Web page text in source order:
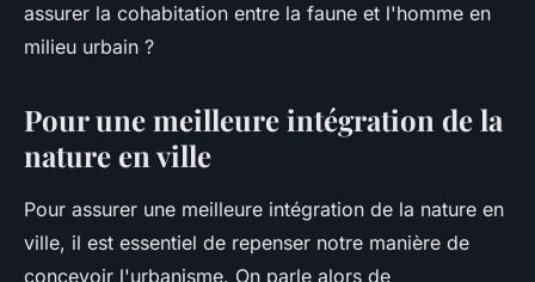
assurer la cohabitation entre la faune et l'homme en
milieu urbain ?
Pour une meilleure intégration de la
nature en ville
Pour assurer une meilleure intégration de la nature en
ville, il est essentiel de repenser notre manière de
concevoir l'urbanisme. On parle alors de